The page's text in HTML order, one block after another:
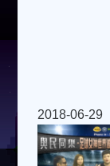
2018-06-29